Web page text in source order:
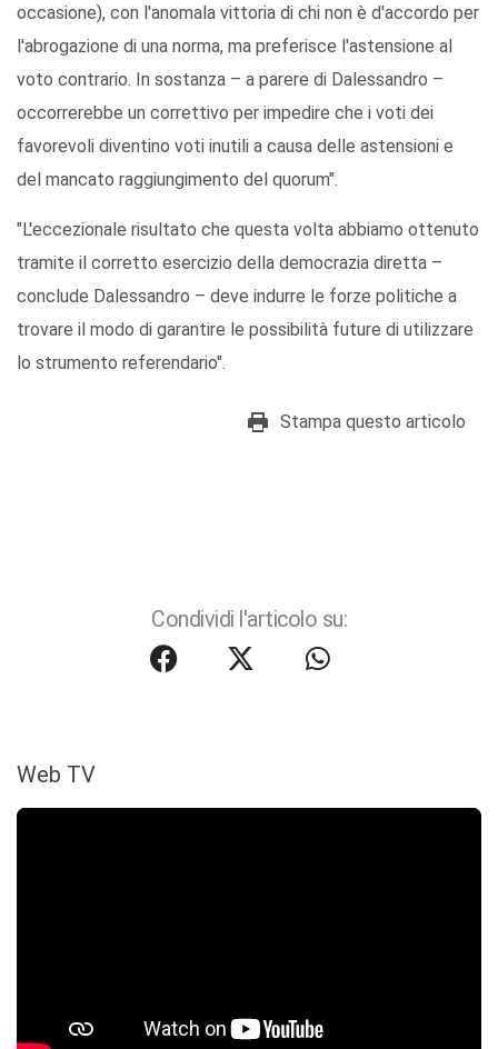
occasione), con l'anomala vittoria di chi non è d'accordo per
l'abrogazione di una norma, ma preferisce l'astensione al
voto contrario. In sostanza – a parere di Dalessandro –
occorrerebbe un correttivo per impedire che i voti dei
favorevoli diventino voti inutili a causa delle astensioni e
del mancato raggiungimento del quorum".
"L'eccezionale risultato che questa volta abbiamo ottenuto
tramite il corretto esercizio della democrazia diretta –
conclude Dalessandro – deve indurre le forze politiche a
trovare il modo di garantire le possibilità future di utilizzare
lo strumento referendario".
Stampa questo articolo
Condividi l'articolo su:
Web TV